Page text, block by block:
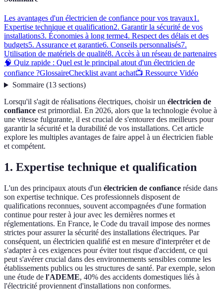
Les avantages d'un électricien de confiance pour vos travaux1.
Expertise technique et qualification2. Garantir la sécurité de vos
installations3. Économies à long terme4. Respect des délais et des
budgets5. Assurance et garantie6. Conseils personnalisés7.
Utilisation de matériels de qualité8. Accès à un réseau de partenaires
🧠 Quiz rapide : Quel est le principal atout d'un électricien de
confiance ?GlossaireChecklist avant achat📺 Ressource Vidéo
Sommaire(13 sections)
Lorsqu'il s'agit de réalisations électriques, choisir un électricien de
confiance est primordial. En 2026, alors que la technologie évolue à
une vitesse fulgurante, il est crucial de s'entourer des meilleurs pour
garantir la sécurité et la durabilité de vos installations. Cet article
explore les multiples avantages de faire appel à un électricien fiable
et compétent.
1. Expertise technique et qualification
L'un des principaux atouts d'un électricien de confiance réside dans
son expertise technique. Ces professionnels disposent de
qualifications reconnues, souvent accompagnées d'une formation
continue pour rester à jour avec les dernières normes et
réglementations. En France, le Code du travail impose des normes
strictes pour assurer la sécurité des installations électriques. Par
conséquent, un électricien qualifié est en mesure d'interpréter et de
s'adapter à ces exigences pour éviter tout risque d'accident, ce qui
peut s'avérer crucial dans des environnements sensibles comme les
établissements publics ou les structures de santé. Par exemple, selon
une étude de l'ADEME, 40% des accidents domestiques liés à
l'électricité proviennent d'installations non conformes.